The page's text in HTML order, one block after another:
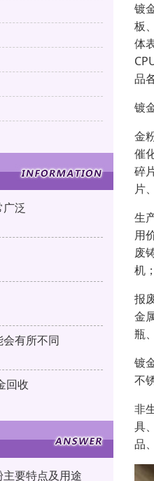
泛
有所不同
回收
要特点及用途
镀
板
体
品
镀
金
催
碎
片
生
用
废
机
报
金
瓶
镀
不
非
具
品